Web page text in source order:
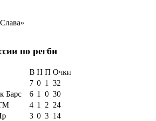
по регби
В Н П Очки
7 0 1
32
Барс 6 1 0 30
4 1 2 24
3 0 3 14